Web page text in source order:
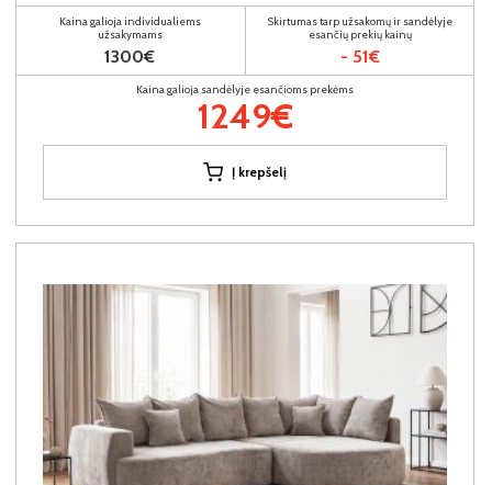
Kaina galioja individualiems
užsakymams
1300€
Skirtumas tarp užsakomų ir sandėlyje
esančių prekių kainų
- 51€
Kaina galioja sandėlyje esančioms prekėms
1249€
Į krepšelį